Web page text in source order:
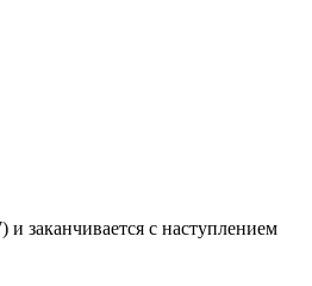
заканчивается с наступлением